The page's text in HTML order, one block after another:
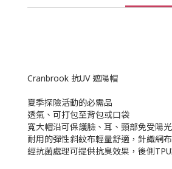
Cranbrook 抗UV 遮陽帽
夏季探險活動的必需品
透氣、可打包至背包或口袋
寬大帽沿可保護臉、耳、頸部免受陽
耐用的彈性斜紋布輕量舒適，針織網
經抗菌處理可提供抗臭效果，後側